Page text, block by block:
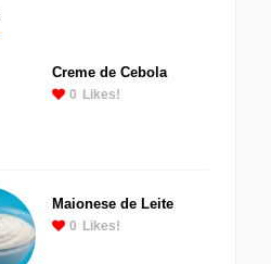
Creme de Cebola
0 Likes!
Maionese de Leite
0 Likes!